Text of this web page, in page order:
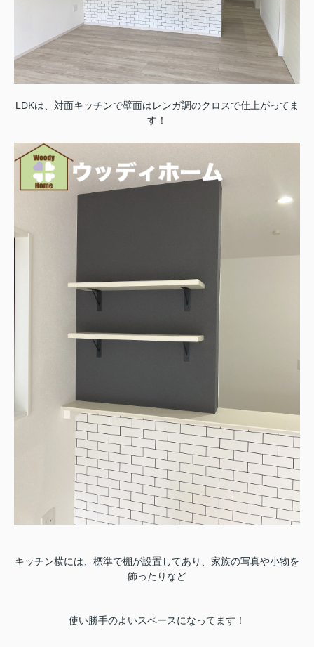
LDKは、対面キッチンで壁面はレンガ調のクロスで仕上がってま
す！
キッチン横には、標準で棚が設置してあり、家族の写真や小物を
飾ったりなど
使い勝手のよいスペースになってます！